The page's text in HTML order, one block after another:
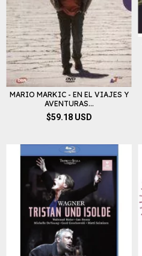
MARIO MARKIC - EN EL VIAJES Y
AVENTURAS...
$59.18 USD